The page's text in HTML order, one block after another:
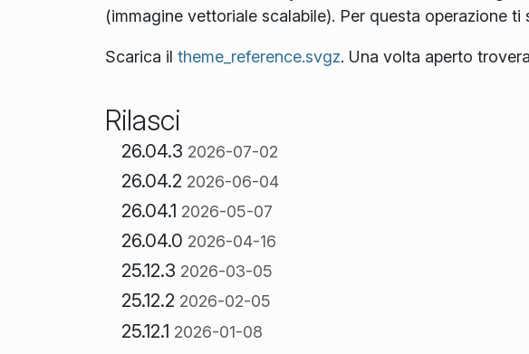
(immagine vettoriale scalabile). Per questa operazione ti
Scarica il theme_reference.svgz. Una volta aperto
Rilasci
26.04.3 2026-07-02
26.04.2 2026-06-04
26.04.1 2026-05-07
26.04.0 2026-04-16
25.12.3 2026-03-05
25.12.2 2026-02-05
25.12.1 2026-01-08